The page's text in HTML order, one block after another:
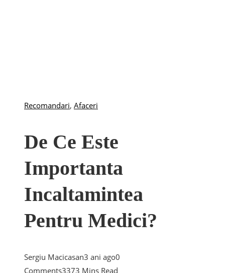
Recomandari, Afaceri
De Ce Este
Importanta
Incaltamintea
Pentru Medici?
Sergiu Macicasan3 ani ago0
Comments3373 Mins Read